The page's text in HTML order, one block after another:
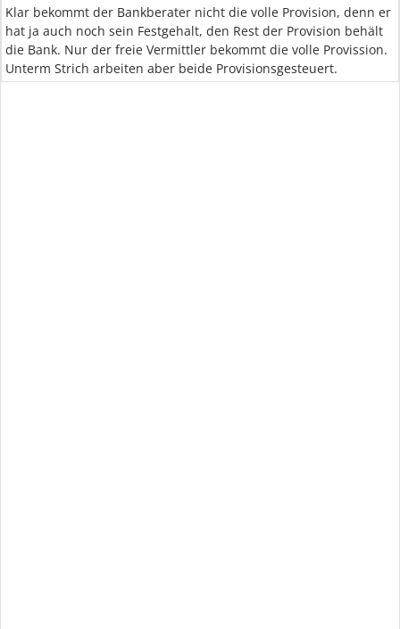
Klar bekommt der Bankberater nicht die volle Provision, denn er
hat ja auch noch sein Festgehalt, den Rest der Provision behält
die Bank. Nur der freie Vermittler bekommt die volle Provission.
Unterm Strich arbeiten aber beide Provisionsgesteuert.